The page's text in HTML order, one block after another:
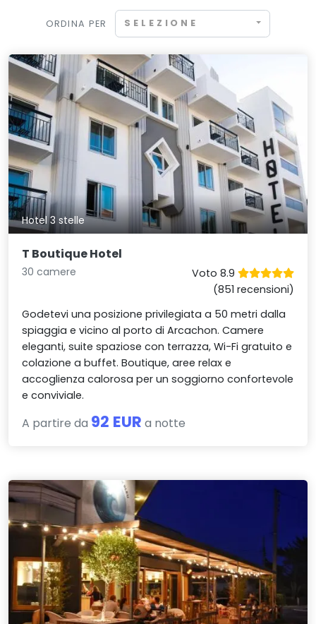
ORDINA PER SELEZIONE
Hotel 3 stelle
T Boutique Hotel
30 camere
Voto 8.9
(851 recensioni)
Godetevi una posizione privilegiata a 50 metri dalla
spiaggia e vicino al porto di Arcachon. Camere
eleganti, suite spaziose con terrazza, Wi-Fi gratuito e
colazione a buffet. Boutique, aree relax e
accoglienza calorosa per un soggiorno confortevole
e conviviale.
A partire da 92 EUR a notte